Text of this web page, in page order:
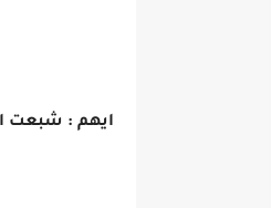
ايهم : شبعت